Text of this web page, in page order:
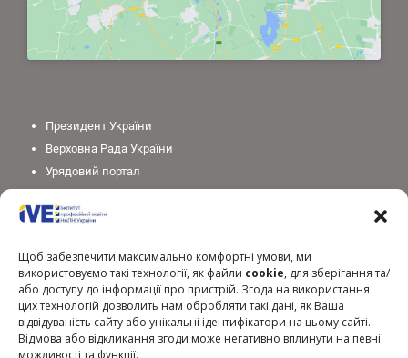
Щоб забезпечити максимально комфортні умови, ми
використовуємо такі технології, як файли cookie, для зберігання та/
або доступу до інформації про пристрій. Згода на використання
цих технологій дозволить нам обробляти такі дані, як Ваша
відвідуваність сайту або унікальні ідентифікатори на цьому сайті.
Відмова або відкликання згоди може негативно вплинути на певні
можливості та функції.
Президент України
Верховна Рада України
Урядовий портал
Міністерство освіти і науки України